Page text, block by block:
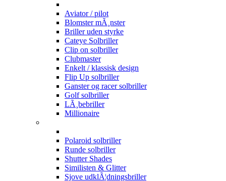
Aviator / pilot
Blomster mÃ¸nster
Briller uden styrke
Cateye Solbriller
Clip on solbriller
Clubmaster
Enkelt / klassisk design
Flip Up solbriller
Ganster og racer solbriller
Golf solbriller
LÃ¸bebriller
Millionaire
Polaroid solbriller
Runde solbriller
Shutter Shades
Similisten & Glitter
Sjove udklÃ¦dningsbriller